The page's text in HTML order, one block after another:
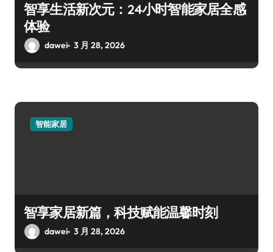
智享生活新次元：24小时智能家居全感
体验
dawei 3 月 28, 2026
智能家居
智享家居新篇，科技赋能温馨时刻
dawei 3 月 28, 2026